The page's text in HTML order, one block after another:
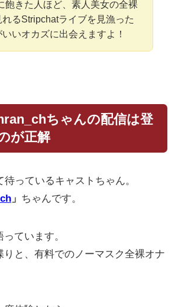
飽きた人ほど、素人美女の全裸
れるStripchatライブを見漁った
いオカズに出会えますよ！
ちゃんの配信は登
が正解
っているキャストちゃん。
」 ちゃんです。
ています。
りと、有料でのノーマスク全裸オナ